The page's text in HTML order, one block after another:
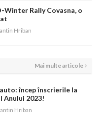
Winter Rally Covasna, o
Hriban
Mai multe articole
încep înscrierile la
Anului 2023!
Hriban